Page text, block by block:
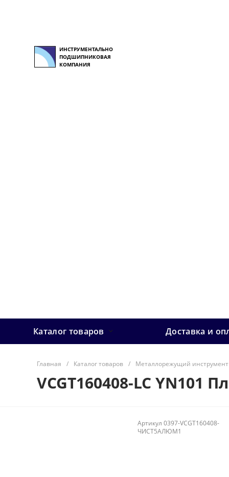
ИНСТРУМЕНТАЛЬНО
ПОДШИПНИКОВАЯ
КОМПАНИЯ
Каталог товаров Доставка и
Главная / Каталог товаров / Металлорежущий инструмент
VCGT160408-LC YN101
Артикул0397-VCGT160408-
ЧИСТ5АЛЮМ1